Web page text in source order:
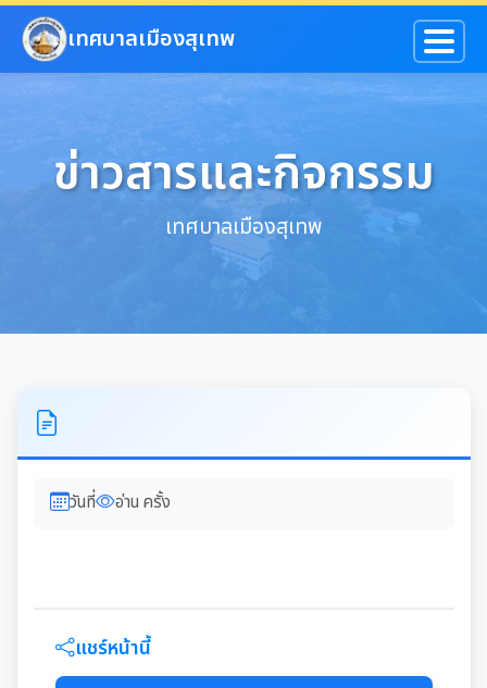
ข้ามไปยังเนื้อหาหลัก
เทศบาลเมืองสุเทพ
ข่าวสารและกิจกรรม
เทศบาลเมืองสุเทพ
วันที่ อ่าน ครั้ง
แชร์หน้านี้